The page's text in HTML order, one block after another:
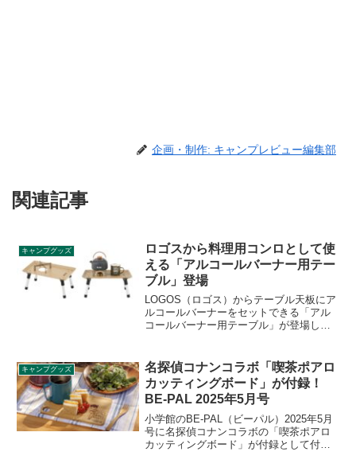
企画・制作: キャンプレビュー編集部
関連記事
キャンプグッズ
ロゴスから料理用コンロとして使
える「アルコールバーナー用テー
ブル」登場
LOGOS（ロゴス）からテーブル天板にア
ルコールバーナーをセットできる「アル
コールバーナー用テーブル」が登場しま
どにおすすめのアイテムです。詳細をレ
ビューします。
キャンプグッズ
名探偵コナンコラボ「喫茶ポアロ
カッティングボード」が付録！
BE-PAL 2025年5月号
小学館のBE-PAL（ビーパル）2025年5月
号に名探偵コナンコラボの「喫茶ポアロ
カッティングボード」が付録として付き